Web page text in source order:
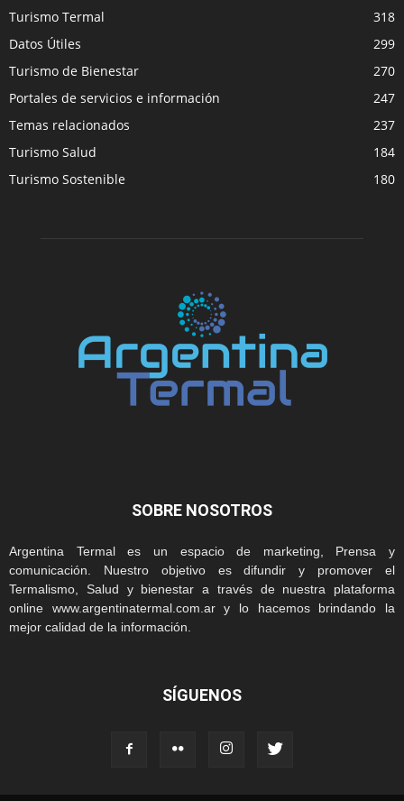
Turismo Termal
318
Datos Útiles
299
Turismo de Bienestar
270
Portales de servicios e información
247
Temas relacionados
237
Turismo Salud
184
Turismo Sostenible
180
SOBRE NOSOTROS
Argentina Termal es un espacio de marketing, Prensa y
comunicación. Nuestro objetivo es difundir y promover el
Termalismo, Salud y bienestar a través de nuestra plataforma
online www.argentinatermal.com.ar y lo hacemos brindando la
mejor calidad de la información.
SÍGUENOS